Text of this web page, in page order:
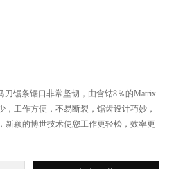
刀锯条锯口非常坚韧，由含钴8％的Matrix
，工作方便，不易断裂，锯齿设计巧妙，
新颖的博世技术使您工作更轻松，效率更